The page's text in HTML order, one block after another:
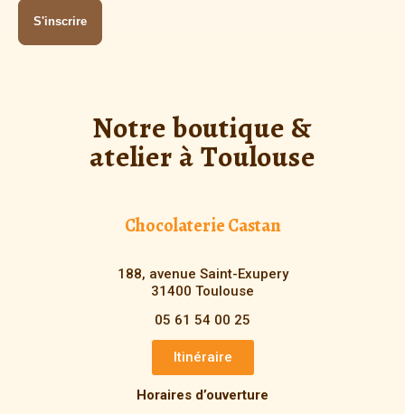
Notre boutique &
atelier à Toulouse
Chocolaterie Castan
188, avenue Saint-Exupery
31400 Toulouse
05 61 54 00 25
Itinéraire
Horaires d’ouverture